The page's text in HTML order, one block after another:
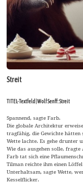
Streit
TITEL-Textfeld | Wolf Senff: Streit
Spannend, sagte Farb.
Die globale Architektur
tragfähig, die Gewichte hätten
Wette lachte. Es gehe drunter
Wie das ausgehen solle,
Farb tat sich eine
Tilman reichte ihm einen Löffel
Unterhaltsam, sagte Wette,
Kesselflicker.